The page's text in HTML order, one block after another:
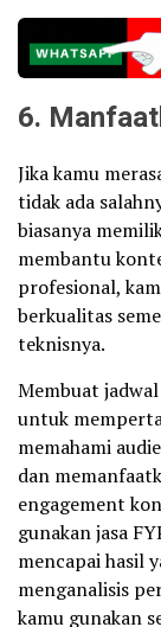
6.
Jika kamu
tidak ada
biasanya
membantu
profesional,
berkualitas
teknisnya.
Membuat
untuk
memahami
dan
engagement
gunakan jasa
mencapai hasil
menganalisis
kamu gunakan